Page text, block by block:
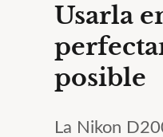
Usarla
posible
La Nikon